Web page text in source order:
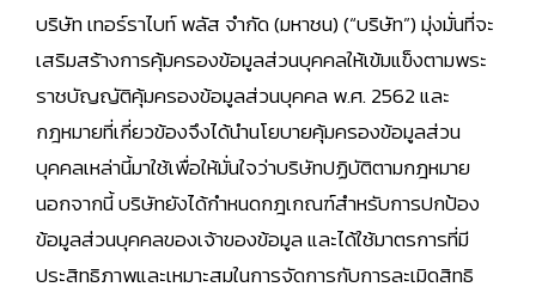
บริษัท เทอร์ราไบท์ พลัส จำกัด (มหาชน) (“บริษัท”) มุ่งมั่นที่จะ
เสริมสร้างการคุ้มครองข้อมูลส่วนบุคคลให้เข้มแข็งตามพระ
ราชบัญญัติคุ้มครองข้อมูลส่วนบุคคล พ.ศ. 2562 และ
กฎหมายที่เกี่ยวข้องจึงได้นำนโยบายคุ้มครองข้อมูลส่วน
บุคคลเหล่านี้มาใช้เพื่อให้มั่นใจว่าบริษัทปฏิบัติตามกฎหมาย
นอกจากนี้ บริษัทยังได้กำหนดกฎเกณฑ์สำหรับการปกป้อง
ข้อมูลส่วนบุคคลของเจ้าของข้อมูล และได้ใช้มาตรการที่มี
ประสิทธิภาพและเหมาะสมในการจัดการกับการละเมิดสิทธิ